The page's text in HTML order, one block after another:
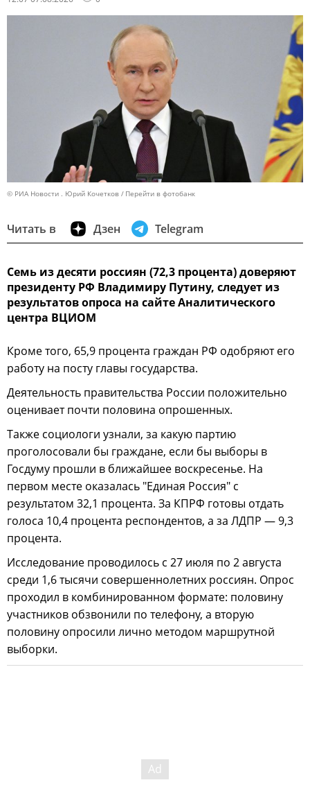
© РИА Новости . Юрий Кочетков Перейти в фотобанк
Читать в Дзен Telegram
Семь из десяти россиян (72,3 процента) доверяют
президенту РФ Владимиру Путину, следует из
результатов опроса на сайте Аналитического
центра ВЦИОМ
Кроме того, 65,9 процента граждан РФ одобряют его
работу на посту главы государства.
Деятельность правительства России положительно
оценивает почти половина опрошенных.
Также социологи узнали, за какую партию
проголосовали бы граждане, если бы выборы в
Госдуму прошли в ближайшее воскресенье. На
первом месте оказалась "Единая Россия" с
результатом 32,1 процента. За КПРФ готовы отдать
голоса 10,4 процента респондентов, а за ЛДПР — 9,3
процента.
Исследование проводилось с 27 июля по 2 августа
среди 1,6 тысячи совершеннолетних россиян. Опрос
проходил в комбинированном формате: половину
участников обзвонили по телефону, а вторую
половину опросили лично методом маршрутной
выборки.